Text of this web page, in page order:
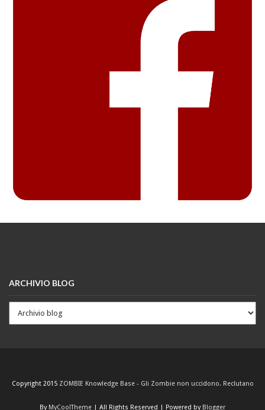
ARCHIVIO BLOG
Copyright 2015 ZOMBIE Knowledge Base - Gli Zombie non uccidono. Reclutano
By MyCoolTheme | All Rights Reserved | Powered by Blogger